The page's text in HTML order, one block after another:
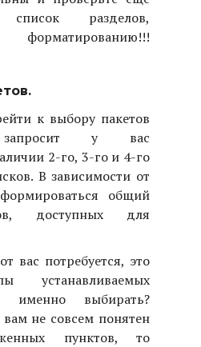
разделов,
к выбору пакетов
запросит у вас
2-го, 3-го и 4-го
В зависимости от
общий
доступных для
вас потребуется, это
устанавливаемых
именно выбирать?
не совсем понятен
пунктов, то